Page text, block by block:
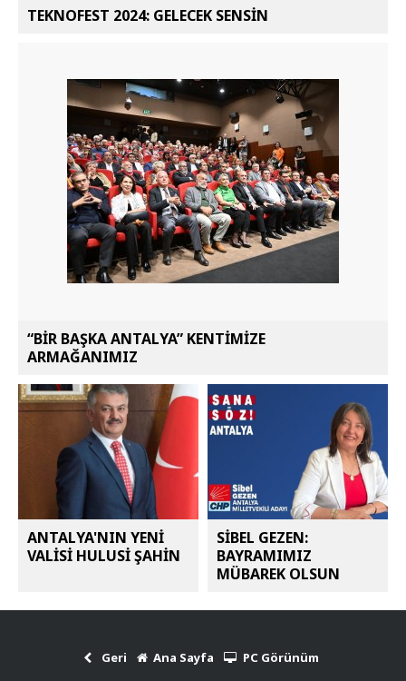
TEKNOFEST 2024: GELECEK SENSİN
“BİR BAŞKA ANTALYA” KENTİMİZE
ARMAĞANIMIZ
ANTALYA'NIN YENİ
VALİSİ HULUSİ ŞAHİN
SİBEL GEZEN:
BAYRAMIMIZ
MÜBAREK OLSUN
Geri Ana Sayfa
PC Görünüm